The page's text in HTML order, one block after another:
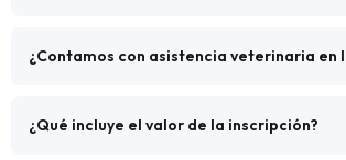
¿Contamos con asistencia veterinaria en
¿Qué incluye el valor de la inscripción?